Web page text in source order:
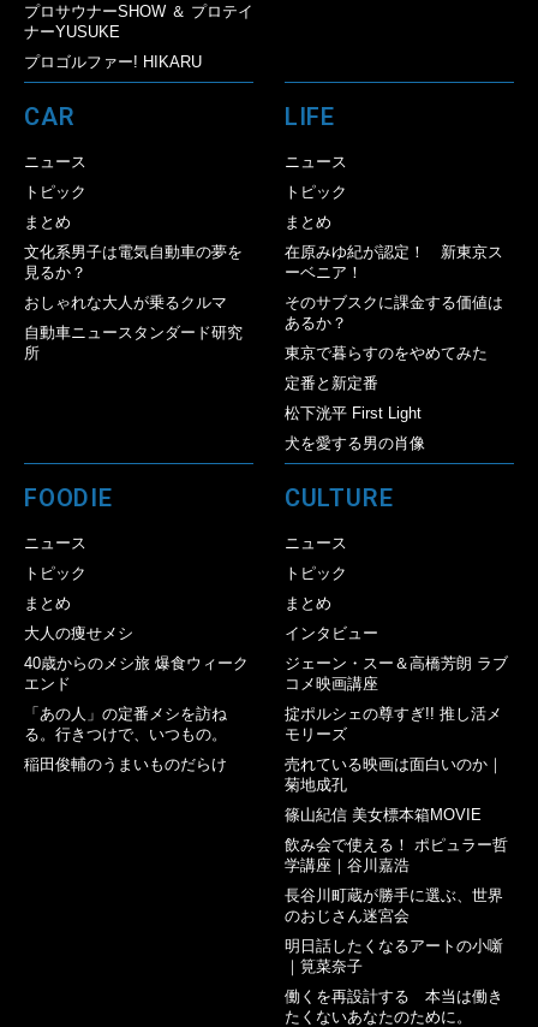
プロサウナーSHOW ＆ プロテイ
ナーYUSUKE
プロゴルファー! HIKARU
CAR
ニュース
トピック
まとめ
文化系男子は電気自動車の夢を
見るか？
おしゃれな大人が乗るクルマ
自動車ニュースタンダード研究
所
LIFE
ニュース
トピック
まとめ
在原みゆ紀が認定！ 新東京ス
ーベニア！
そのサブスクに課金する価値は
あるか？
東京で暮らすのをやめてみた
定番と新定番
松下洸平 First Light
犬を愛する男の肖像
FOODIE
ニュース
トピック
まとめ
大人の痩せメシ
40歳からのメシ旅 爆食ウィーク
エンド
「あの人」の定番メシを訪ね
る。行きつけで、いつもの。
稲田俊輔のうまいものだらけ
CULTURE
ニュース
トピック
まとめ
インタビュー
ジェーン・スー＆高橋芳朗 ラブ
コメ映画講座
掟ポルシェの尊すぎ!! 推し活メ
モリーズ
売れている映画は面白いのか｜
菊地成孔
篠山紀信 美女標本箱MOVIE
飲み会で使える！ ポピュラー哲
学講座｜谷川嘉浩
長谷川町蔵が勝手に選ぶ、世界
のおじさん迷宮会
明日話したくなるアートの小噺
｜筧菜奈子
働くを再設計する 本当は働き
たくないあなたのために。